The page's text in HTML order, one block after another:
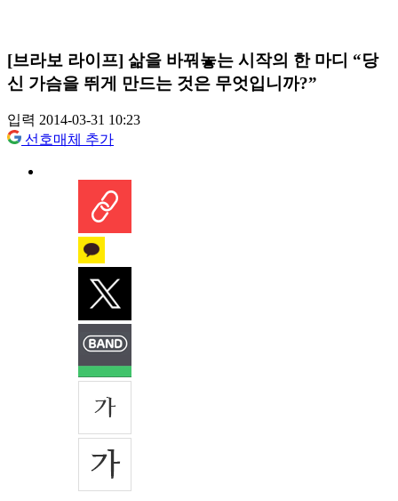
[브라보 라이프] 삶을 바꿔놓는 시작의 한 마디 “당
신 가슴을 뛰게 만드는 것은 무엇입니까?”
입력 2014-03-31 10:23
선호매체 추가